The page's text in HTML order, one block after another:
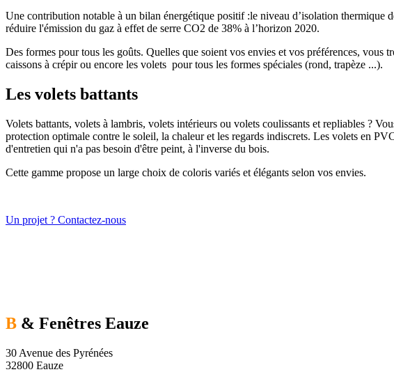
Une contribution notable à un bilan énergétique positif :le niveau d’isolation thermique
réduire l'émission du gaz à effet de serre CO2 de 38% à l’horizon 2020.
Des formes pour tous les goûts. Quelles que soient vos envies et vos préférences,
caissons à crépir ou encore les volets pour tous les formes spéciales (rond, trapèze ...).
Les volets battants
Volets battants, volets à lambris, volets intérieurs ou volets coulissants et repliables ?
protection optimale contre le soleil, la chaleur et les regards indiscrets. Les volets en
d'entretien qui n'a pas besoin d'être peint, à l'inverse du bois.
Cette gamme propose un large choix de coloris variés et élégants selon vos envies.
Un projet ? Contactez-nous
B & Fenêtres Eauze
30 Avenue des Pyrénées
32800 Eauze